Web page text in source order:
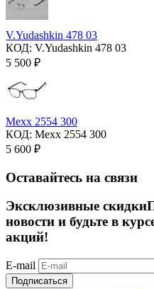
V.Yudashkin 478 03
КОД: V.Yudashkin 478 03
5 500 ₽
Mexx 2554 300
КОД: Mexx 2554 300
5 600 ₽
Оставайтесь на связи
Эксклюзивные скидки
новости и будьте в
акций!
E-mail
Подписаться